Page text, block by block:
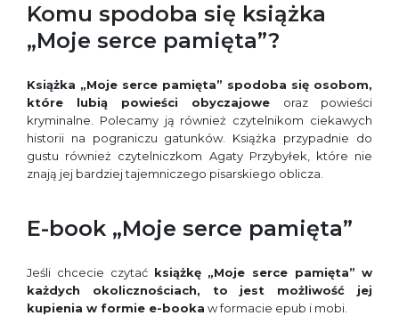
Komu spodoba się książka
„Moje serce pamięta”?
Książka „Moje serce pamięta” spodoba się osobom,
które lubią
powieści obyczajowe oraz powieści
kryminalne. Polecamy ją również czytelnikom ciekawych
historii na pograniczu gatunków. Książka przypadnie do
gustu również czytelniczkom Agaty Przybyłek, które nie
znają jej bardziej tajemniczego pisarskiego oblicza.
E-book „Moje serce pamięta”
Jeśli chcecie czytać książkę „Moje serce pamięta” w
każdych okolicznościach, to jest możliwość jej
kupienia w formie e-booka w formacie epub i mobi.